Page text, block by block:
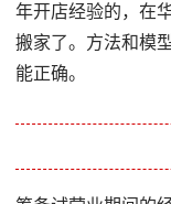
年开店经验的，在
搬家了。方法和模
能正确。